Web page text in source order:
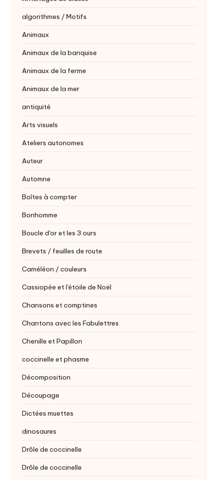
algorithmes / Motifs
Animaux
Animaux de la banquise
Animaux de la ferme
Animaux de la mer
antiquité
Arts visuels
Ateliers autonomes
Auteur
Automne
Boîtes à compter
Bonhomme
Boucle d'or et les 3 ours
Brevets / feuilles de route
Caméléon / couleurs
Cassiopée et l'étoile de Noël
Chansons et comptines
Chantons avec les Fabulettres
Chenille et Papillon
coccinelle et phasme
Décomposition
Découpage
Dictées muettes
dinosaures
Drôle de coccinelle
Drôle de coccinelle